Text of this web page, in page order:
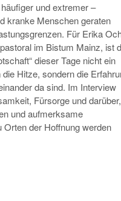
und extremer –
kranke Menschen geraten
Für Erika
im Bistum Mainz, ist
dieser Tage nicht ein
Hitze, sondern die
da sind. Im Interview
Fürsorge und darüber,
und aufmerksame
der Hoffnung werden